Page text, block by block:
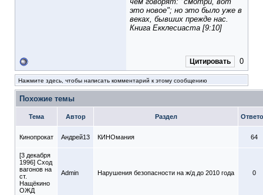
это новое"; но это было уже в
веках, бывших прежде нас.
Книга Екклесиаста [9:10]
Цитировать 0
Нажмите здесь, чтобы написать комментарий к этому сообщению
Похожие темы
Тема Автор Раздел
Кинопрокат Андрей13 КИНОмания 64
[3 декабря
1996] Сход
вагонов на
ст.
Нащёкино
ОЖД
Admin Нарушения безопасности на ж/д до 2010 года 0